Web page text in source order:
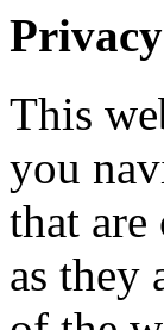
This
you
that are
as they